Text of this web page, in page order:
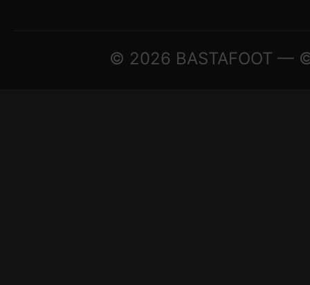
© 2026 BASTAFOOT —